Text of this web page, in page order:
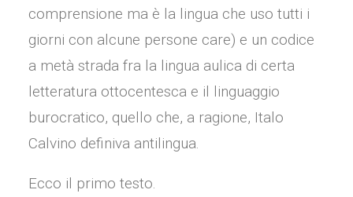
comprensione ma è la lingua che uso tutti i
giorni con alcune persone care) e un codice
a metà strada fra la lingua aulica di certa
letteratura ottocentesca e il linguaggio
burocratico, quello che, a ragione, Italo
Calvino definiva antilingua.
Ecco il primo testo.